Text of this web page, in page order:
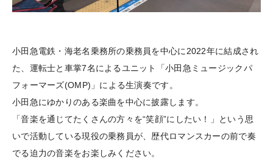
小田急電鉄・海老名乗務所の乗務員を中心に2022年に結成され
た、運転士と車掌7名によるユニット「小田急ミュージックパ
フォーマーズ(OMP)」による生演奏です。
小田急にゆかりのある楽曲を中心に披露します。
「音楽を通じてたくさんの方々を“笑顔”にしたい！」という思
いで活動している現役の乗務員が、歴代ロマンスカーの前で奏
でる迫力の音楽をお楽しみください。